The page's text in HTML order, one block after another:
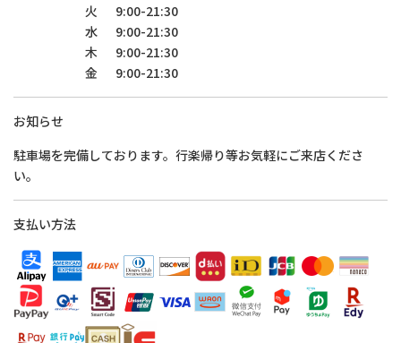
火
9:00-21:30
水
9:00-21:30
木
9:00-21:30
金
9:00-21:30
お知らせ
駐車場を完備しております。行楽帰り等お気軽にご来店くださ
い。
支払い方法